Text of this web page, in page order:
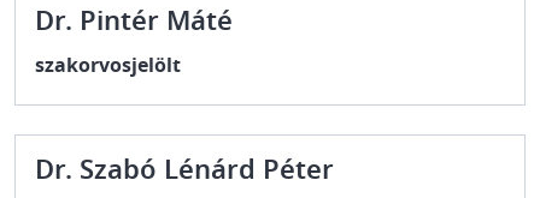
Dr. Pintér Máté
szakorvosjelölt
Dr. Szabó Lénárd Péter